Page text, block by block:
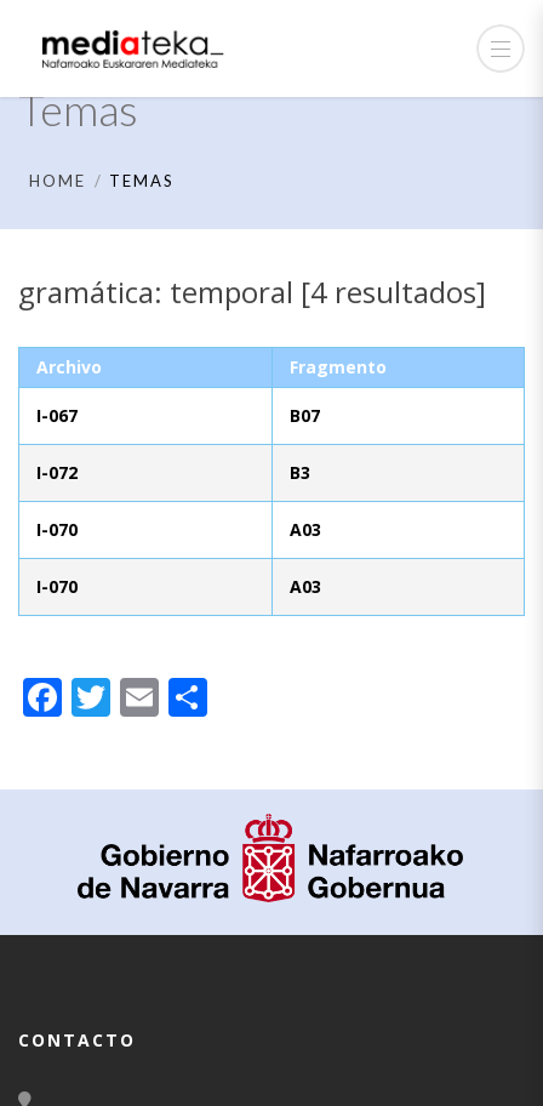
Temas
HOME TEMAS
gramática: temporal [4 resultados]
Archivo Fragmento
I-067 B07
I-072 B3
I-070 A03
I-070 A03
Facebook
Twitter
Email
CONTACTO